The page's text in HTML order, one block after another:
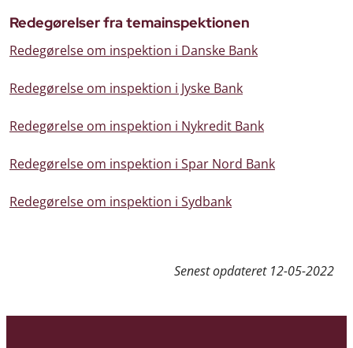
Redegørelser fra temainspektionen
Redegørelse om inspektion i Danske Bank
Redegørelse om inspektion i Jyske Bank
Redegørelse om inspektion i Nykredit Bank
Redegørelse om inspektion i Spar Nord Bank
Redegørelse om inspektion i Sydbank
Senest opdateret 12-05-2022